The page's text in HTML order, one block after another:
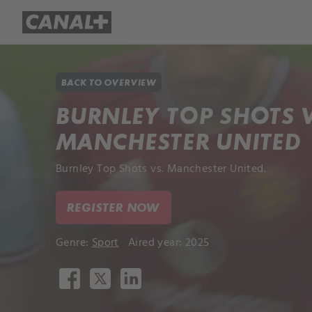
BACK TO OVERVIEW
BURNLEY TOP SHOTS
MANCHESTER UNITED
Burnley Top Shots vs. Manchester United.
REGISTER NOW
Genre: Sport Aired year: 2025